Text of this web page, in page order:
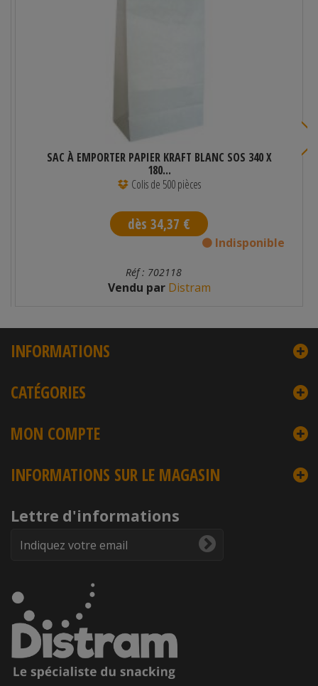
SAC À EMPORTER PAPIER KRAFT BLANC SOS 340 X
180...
Colis de 500 pièces
dès 34,37 €
Indisponible
Réf : 702118
Vendu parDistram
INFORMATIONS
CATÉGORIES
MON COMPTE
INFORMATIONS SUR LE MAGASIN
Lettre d'informations